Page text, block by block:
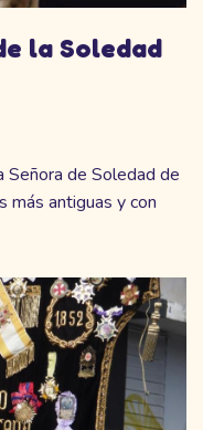
la Soledad
Señora de Soledad de
más antiguas y con